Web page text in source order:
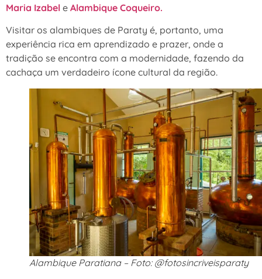
Maria Izabel e Alambique Coqueiro.
Visitar os alambiques de Paraty é, portanto, uma
experiência rica em aprendizado e prazer, onde a
tradição se encontra com a modernidade, fazendo da
cachaça um verdadeiro ícone cultural da região.
Alambique Paratiana – Foto: @fotosincriveisparaty